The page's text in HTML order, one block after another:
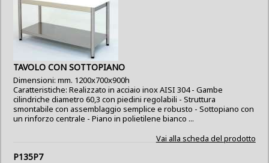
TAVOLO CON SOTTOPIANO
Dimensioni: mm. 1200x700x900h
Caratteristiche: Realizzato in acciaio inox AISI 304 - Gambe
cilindriche diametro 60,3 con piedini regolabili - Struttura
smontabile con assemblaggio semplice e robusto - Sottopiano con
un rinforzo centrale - Piano in polietilene bianco ...
Vai alla scheda del prodotto
P135P7